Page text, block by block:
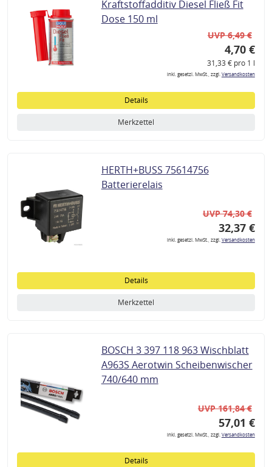
Kraftstoffadditiv Diesel Fließ Fit
Dose 150 ml
UVP 6,49 €
4,70 €
31,33 € pro 1 l
inkl. gesetzl. MwSt., zzgl.Versandkosten
Details
Merkzettel
HERTH+BUSS 75614756
Batterierelais
UVP 74,30 €
32,37 €
inkl. gesetzl. MwSt., zzgl.Versandkosten
Details
Merkzettel
BOSCH 3 397 118 963 Wischblatt
A963S Aerotwin Scheibenwischer
740/640 mm
UVP 161,84 €
57,01 €
inkl. gesetzl. MwSt., zzgl.Versandkosten
Details